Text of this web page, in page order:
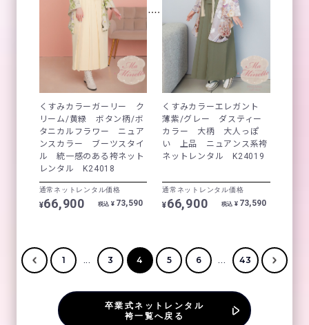
くすみカラーガーリー ク
リーム/黄緑 ボタン柄/ボ
タニカルフラワー ニュア
ンスカラー ブーツスタイ
ル 統一感のある袴ネット
レンタル K24018
通常ネットレンタル価格
¥66,900 税込 ¥ 73,590
くすみカラーエレガント
薄紫/グレー ダスティー
カラー 大柄 大人っぽ
い 上品 ニュアンス系袴
ネットレンタル K24019
通常ネットレンタル価格
¥66,900 税込 ¥ 73,590
1 ... 3 4 5 6 ... 43
卒業式ネットレンタル
袴一覧へ戻る